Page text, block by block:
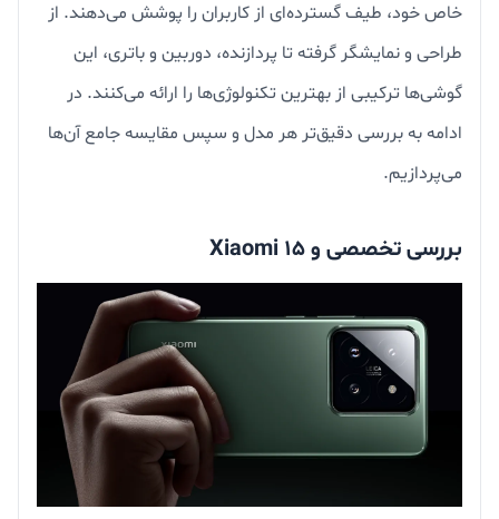
خاص خود، طیف گسترده‌ای از کاربران را پوشش می‌دهند. از
طراحی و نمایشگر گرفته تا پردازنده، دوربین و باتری، این
گوشی‌ها ترکیبی از بهترین تکنولوژی‌ها را ارائه می‌کنند. در
ادامه به بررسی دقیق‌تر هر مدل و سپس مقایسه جامع آن‌ها
می‌پردازیم.
بررسی تخصصی و Xiaomi 15